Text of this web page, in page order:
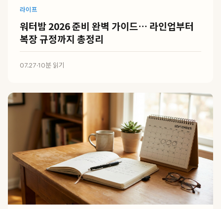
라이프
워터밤 2026 준비 완벽 가이드… 라인업부터
복장 규정까지 총정리
07.27·10분 읽기